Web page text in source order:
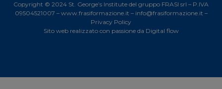
Copyright © 2024 St. George’s Institute del gruppo FRASI srl – P.IVA
09504521007 – www.frasiformazione.it – info@frasiformazione.it –
Privacy Policy
Sito web realizzato con passione da Digital flow